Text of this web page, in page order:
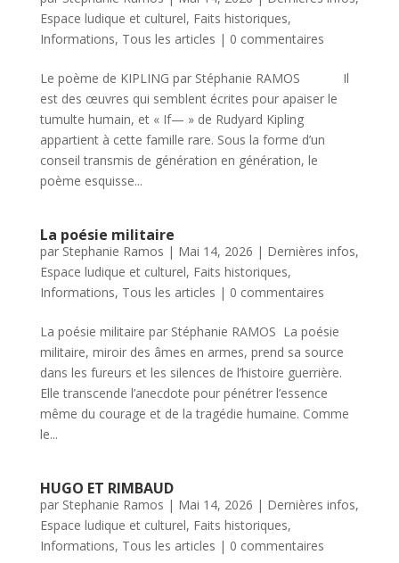
Espace ludique et culturel, Faits historiques,
Informations, Tous les articles | 0 commentaires
Le poème de KIPLING par Stéphanie RAMOS Il
est des œuvres qui semblent écrites pour apaiser le
tumulte humain, et « If— » de Rudyard Kipling
appartient à cette famille rare. Sous la forme d’un
conseil transmis de génération en génération, le
poème esquisse...
La poésie militaire
par Stephanie Ramos | Mai 14, 2026 | Dernières infos,
Espace ludique et culturel, Faits historiques,
Informations, Tous les articles | 0 commentaires
La poésie militaire par Stéphanie RAMOS La poésie
militaire, miroir des âmes en armes, prend sa source
dans les fureurs et les silences de l’histoire guerrière.
Elle transcende l’anecdote pour pénétrer l’essence
même du courage et de la tragédie humaine. Comme
le...
HUGO ET RIMBAUD
par Stephanie Ramos | Mai 14, 2026 | Dernières infos,
Espace ludique et culturel, Faits historiques,
Informations, Tous les articles | 0 commentaires